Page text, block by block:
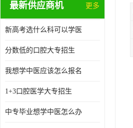
最新供应商机 更多
新高考选什么科可以学医
分数低的口腔大专招生
我想学中医应该怎么报名
1+3口腔医学大专招生
中专毕业想学中医怎么办